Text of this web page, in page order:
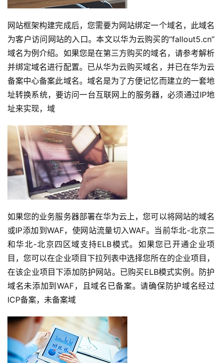
网站框架构建完成后，您需要为网站绑定一个域名，此域名
为客户访问网站的入口。本文以华为云购买的“fallout5.cn”
域名为例介绍。如果您是在第三方购买的域名，请参考解析
并绑定域名进行配置。已从华为云购买域名，并已在华为云
备案中心备案此域名。域名是为了方便记忆而建立的一套地
址转换系统，要访问一台互联网上的服务器，必须通过IP地
址来实现，域
如果您的业务服务器部署在华为云上，您可以将网站的域名
或IP添加到WAF，使网站流量切入WAF。当前华北-北京二
和华北-北京四区域支持ELB模式。如果您已开通企业项
目，您可以在企业项目下拉列表中选择您所在的企业项目，
在该企业项目下添加防护网站。已购买ELB模式实例。防护
域名未添加到WAF，且域名已备案。请确保防护域名经过
ICP备案，未备案域